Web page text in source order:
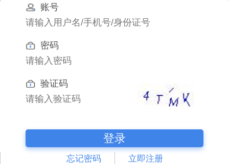
账号
密码
验证码
登录
忘记密码 立即注册